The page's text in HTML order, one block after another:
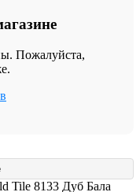
Пожалуйста,
Tile 8133 Дуб Бала